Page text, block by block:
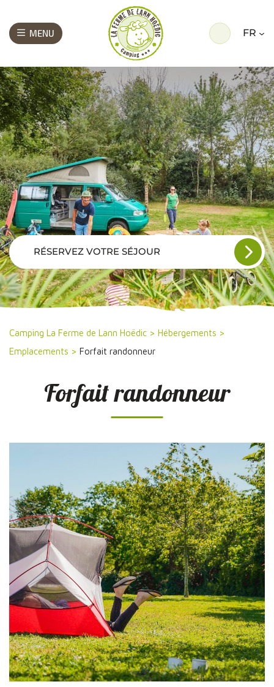
MENU FR
RÉSERVEZ VOTRE SÉJOUR
Camping La Ferme de Lann Hoëdic> Hébergements >
Emplacements > Forfait randonneur
Forfait randonneur